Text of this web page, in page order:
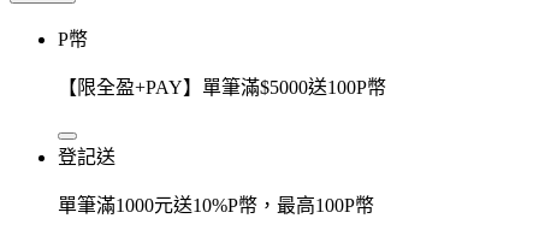
P幣
【限全盈+PAY】單筆滿$5000送100P幣
登記送
單筆滿1000元送10%P幣，最高100P幣